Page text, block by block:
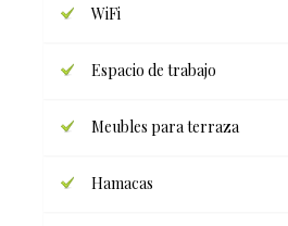
WiFi
Espacio de trabajo
Meubles para terraza
Hamacas